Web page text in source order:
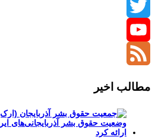
Instagram
Twitter
YouTube
مطالب اخیر